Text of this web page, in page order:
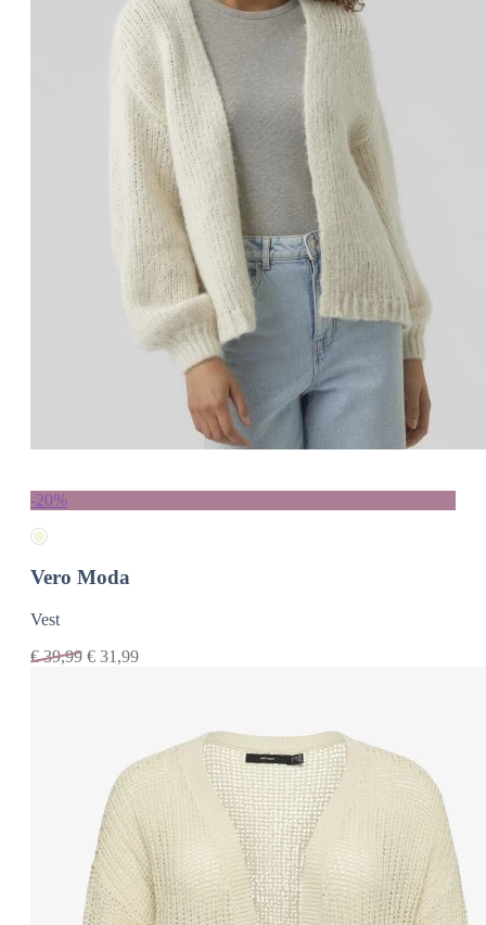
-20%
Vero Moda
Vest
€39,99 € 31,99